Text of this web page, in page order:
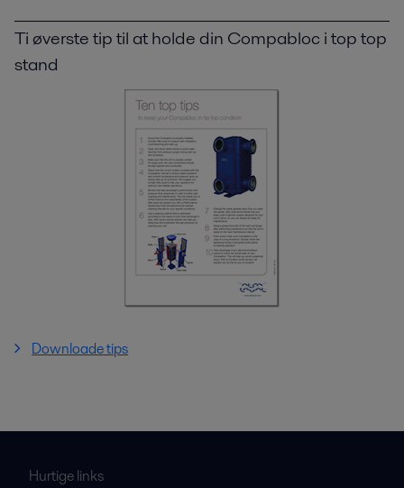
Ti øverste tip til at holde din Compabloc i top top
stand
Downloade tips
Hurtige links